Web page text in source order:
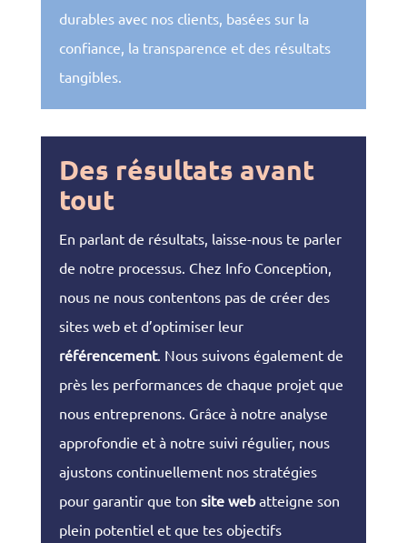
durables avec nos clients, basées sur la
confiance, la transparence et des résultats
tangibles.
Des résultats avant
tout
En parlant de résultats, laisse-nous te parler
de notre processus. Chez Info Conception,
nous ne nous contentons pas de créer des
sites web et d’optimiser leur
référencement. Nous suivons également de
près les performances de chaque projet que
nous entreprenons. Grâce à notre analyse
approfondie et à notre suivi régulier, nous
ajustons continuellement nos stratégies
pour garantir que ton site webatteigne son
plein potentiel et que tes objectifs